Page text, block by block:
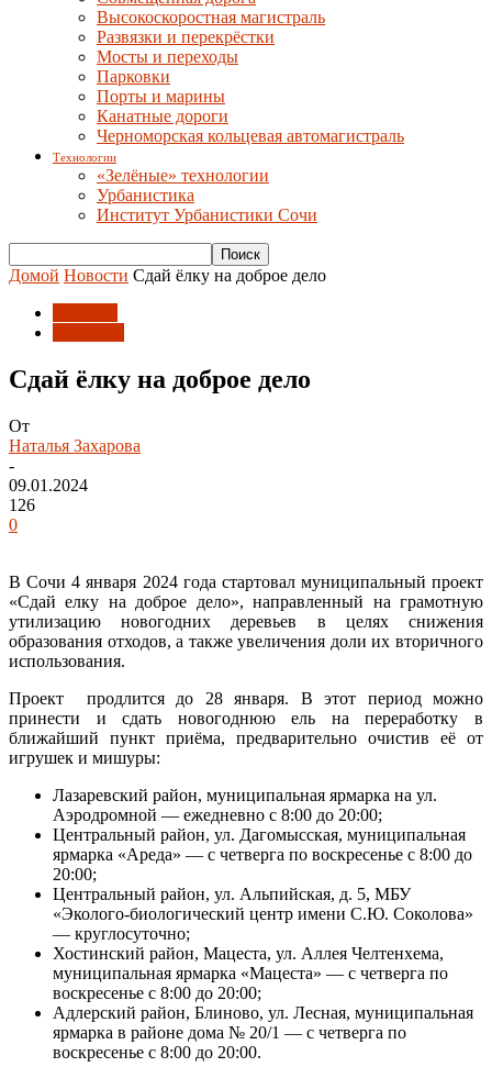
Высокоскоростная магистраль
Развязки и перекрёстки
Мосты и переходы
Парковки
Порты и марины
Канатные дороги
Черноморская кольцевая автомагистраль
Технологии
«Зелёные» технологии
Урбанистика
Институт Урбанистики Сочи
Домой Новости Сдай ёлку на доброе дело
Сдай ёлку на доброе дело
От
Наталья Захарова
-
09.01.2024
126
0
В Сочи 4 января 2024 года стартовал муниципальный проект
«Сдай елку на доброе дело», направленный на грамотную
утилизацию новогодних деревьев в целях снижения
образования отходов, а также увеличения доли их вторичного
использования.
Проект продлится до 28 января. В этот период можно
принести и сдать новогоднюю ель на переработку в
ближайший пункт приёма, предварительно очистив её от
игрушек и мишуры:
Лазаревский район, муниципальная ярмарка на ул.
Аэродромной — ежедневно с 8:00 до 20:00;
Центральный район, ул. Дагомысская, муниципальная
ярмарка «Ареда» — с четверга по воскресенье с 8:00 до
20:00;
Центральный район, ул. Альпийская, д. 5, МБУ
«Эколого-биологический центр имени С.Ю. Соколова»
— круглосуточно;
Хостинский район, Мацеста, ул. Аллея Челтенхема,
муниципальная ярмарка «Мацеста» — с четверга по
воскресенье с 8:00 до 20:00;
Адлерский район, Блиново, ул. Лесная, муниципальная
ярмарка в районе дома № 20/1 — с четверга по
воскресенье с 8:00 до 20:00.